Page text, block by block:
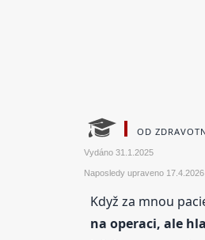
OD
Vydáno 31.1.2025
Naposledy upraveno 17.4.2026
Když za mnou
na operaci, ale